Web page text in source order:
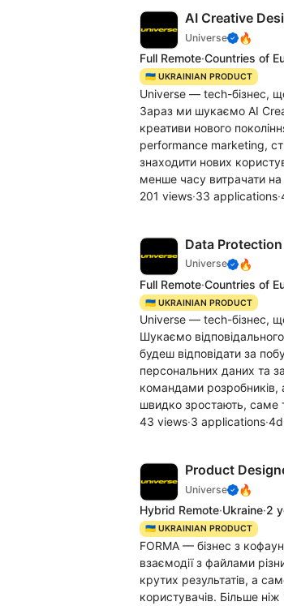
AI Creative
Universe 🔥
Full Remote·Countries of
🇺🇦 UKRAINIAN PRODUCT
Universe — tech-бізнес,
Зараз ми шукаємо AI
креативи нового
performance marketing,
знаходити нових
менше часу витрачати на
201 views·33 applications·
Data
Universe 🔥
Full Remote·Countries of
🇺🇦 UKRAINIAN PRODUCT
Universe — tech-бізнес,
Шукаємо
будеш відповідати за
персональних даних та
командами розробників,
швидко зростають, cаме
43 views·3 applications·4d
Product
Universe 🔥
Hybrid Remote·Ukraine·2
🇺🇦 UKRAINIAN PRODUCT
FORMA — бізнес з
взаємодії з файлами
крутих результатів, а
користувачів. Більше